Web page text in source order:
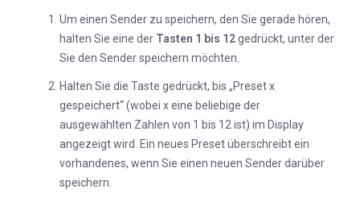
Um einen Sender zu speichern, den Sie gerade hören,
halten Sie eine der Tasten 1 bis 12gedrückt, unter der
Sie den Sender speichern möchten.
Halten Sie die Taste gedrückt, bis „Preset x
gespeichert“ (wobei x eine beliebige der
ausgewählten Zahlen von 1 bis 12 ist) im Display
angezeigt wird. Ein neues Preset überschreibt ein
vorhandenes, wenn Sie einen neuen Sender darüber
speichern.